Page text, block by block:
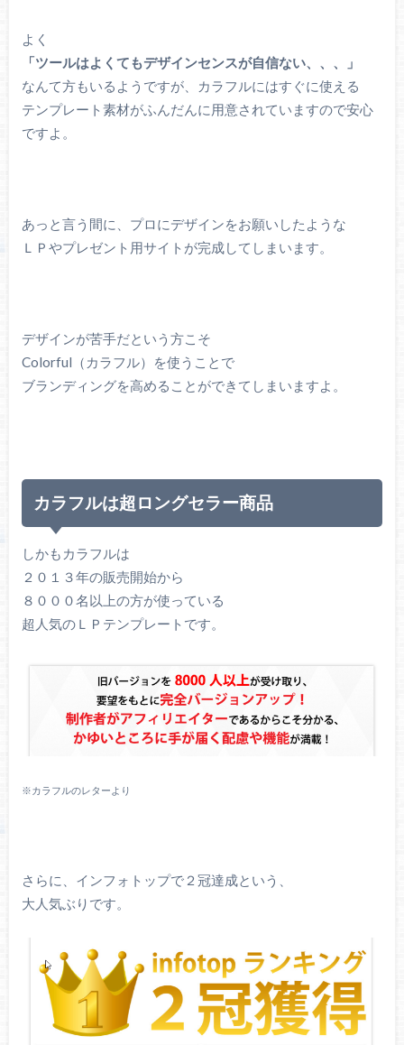
よく
「ツールはよくてもデザインセンスが自信ない、、、」
なんて方もいるようですが、カラフルにはすぐに使える
テンプレート素材がふんだんに用意されていますので安心
ですよ。
あっと言う間に、プロにデザインをお願いしたような
ＬＰやプレゼント用サイトが完成してしまいます。
デザインが苦手だという方こそ
Colorful（カラフル）を使うことで
ブランディングを高めることができてしまいますよ。
カラフルは超ロングセラー商品
しかもカラフルは
２０１３年の販売開始から
８０００名以上の方が使っている
超人気のＬＰテンプレートです。
※カラフルのレターより
さらに、インフォトップで２冠達成という、
大人気ぶりです。